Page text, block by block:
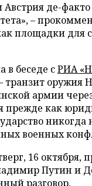
де-факто
–
площадки для
в беседе сРИА
транзит оружия
армии
прежде как
никогда
военных
16 октября,
Путин и
разговор.